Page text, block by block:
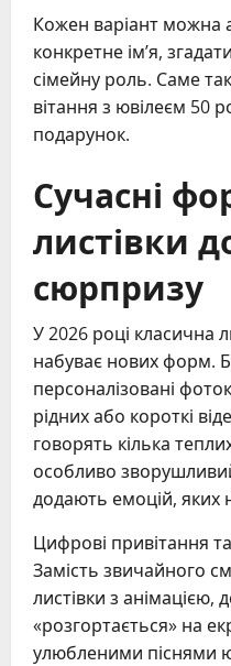
Кожен варіант можна
конкретне ім’я,
сімейну роль. Саме
вітання з ювілеєм 50
подарунок.
Сучасні
листівки
сюрпризу
У 2026 році класична
набуває нових форм.
персоналізовані
рідних або короткі
говорять кілька
особливо
додають емоцій, яких
Цифрові привітання
Замість звичайного
листівки з анімацією,
«розгортається» на
улюбленими піснями